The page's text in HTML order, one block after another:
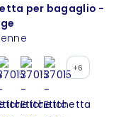
per bagaglio -
+6